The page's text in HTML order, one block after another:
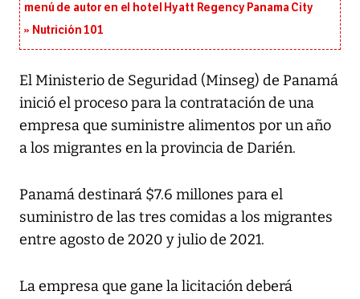
menú de autor en el hotel Hyatt Regency Panama City
Nutrición 101
El Ministerio de Seguridad (Minseg) de Panamá
inició el proceso para la contratación de una
empresa que suministre alimentos por un año
a los migrantes en la provincia de Darién.
Panamá destinará $7.6 millones para el
suministro de las tres comidas a los migrantes
entre agosto de 2020 y julio de 2021.
La empresa que gane la licitación deberá